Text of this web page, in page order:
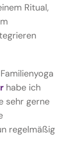
Ritual,
habe ich
sehr gerne
regelmäßig